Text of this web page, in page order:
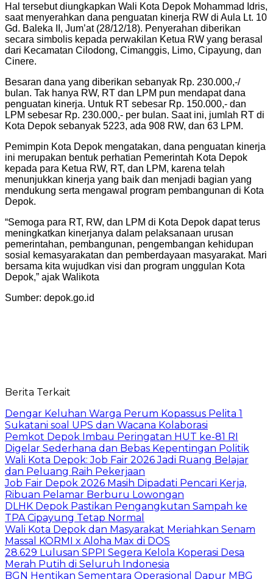
Hal tersebut diungkapkan Wali Kota Depok Mohammad Idris,
saat menyerahkan dana penguatan kinerja RW di Aula Lt. 10
Gd. Baleka II, Jum’at (28/12/18). Penyerahan diberikan
secara simbolis kepada perwakilan Ketua RW yang berasal
dari Kecamatan Cilodong, Cimanggis, Limo, Cipayung, dan
Cinere.
Besaran dana yang diberikan sebanyak Rp. 230.000,-/
bulan. Tak hanya RW, RT dan LPM pun mendapat dana
penguatan kinerja. Untuk RT sebesar Rp. 150.000,- dan
LPM sebesar Rp. 230.000,- per bulan. Saat ini, jumlah RT di
Kota Depok sebanyak 5223, ada 908 RW, dan 63 LPM.
Pemimpin Kota Depok mengatakan, dana penguatan kinerja
ini merupakan bentuk perhatian Pemerintah Kota Depok
kepada para Ketua RW, RT, dan LPM, karena telah
menunjukkan kinerja yang baik dan menjadi bagian yang
mendukung serta mengawal program pembangunan di Kota
Depok.
“Semoga para RT, RW, dan LPM di Kota Depok dapat terus
meningkatkan kinerjanya dalam pelaksanaan urusan
pemerintahan, pembangunan, pengembangan kehidupan
sosial kemasyarakatan dan pemberdayaan masyarakat. Mari
bersama kita wujudkan visi dan program unggulan Kota
Depok,” ajak Walikota
Sumber: depok.go.id
Berita Terkait
Dengar Keluhan Warga Perum Kopassus Pelita 1
Sukatani soal UPS dan Wacana Kolaborasi
Pemkot Depok Imbau Peringatan HUT ke-81 RI
Digelar Sederhana dan Bebas Kepentingan Politik
Wali Kota Depok: Job Fair 2026 Jadi Ruang Belajar
dan Peluang Raih Pekerjaan
Job Fair Depok 2026 Masih Dipadati Pencari Kerja,
Ribuan Pelamar Berburu Lowongan
DLHK Depok Pastikan Pengangkutan Sampah ke
TPA Cipayung Tetap Normal
Wali Kota Depok dan Masyarakat Meriahkan Senam
Massal KORMI x Aloha Max di DOS
28.629 Lulusan SPPI Segera Kelola Koperasi Desa
Merah Putih di Seluruh Indonesia
BGN Hentikan Sementara Operasional Dapur MBG